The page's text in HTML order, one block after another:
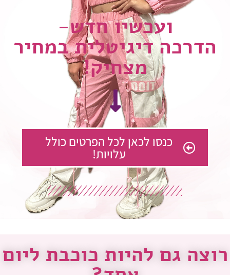
ועכשיו חדש-
הדרכה דיגיטלית במחיר
מצחיק!
כנסו לכאן לכל הפרטים כולל
עלויות!
רוצה גם להיות כוכבת ליום